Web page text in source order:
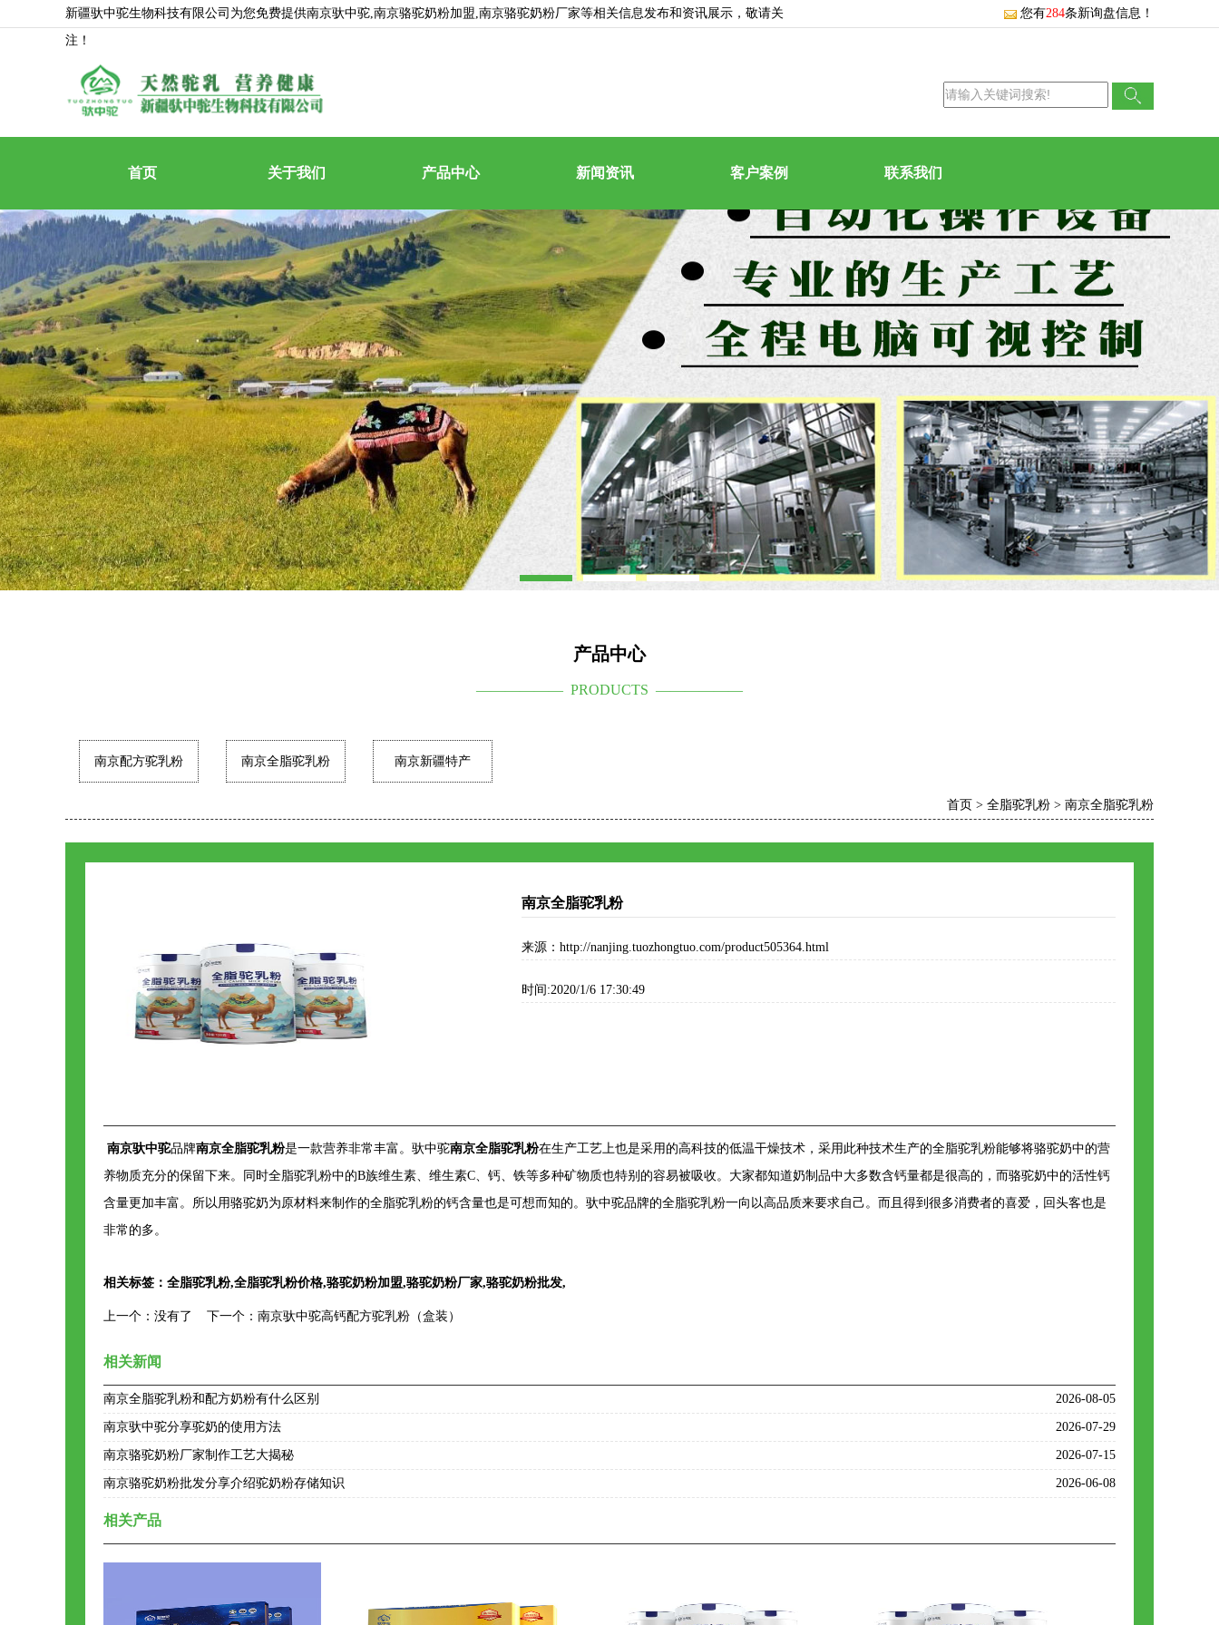
新疆驮中驼生物科技有限公司为您免费提供南京驮中驼,南京骆驼奶粉加盟,南京骆驼奶粉厂家等相关信息发布和资讯展示，敬请关
注！
您有284条新询盘信息！
首页 关于我们 产品中心 新闻资讯 客户案例 联系我们
产品中心
—————— PRODUCTS ——————
南京配方驼乳粉 南京全脂驼乳粉 南京新疆特产
首页 > 全脂驼乳粉 > 南京全脂驼乳粉
南京全脂驼乳粉
来源：http://nanjing.tuozhongtuo.com/product505364.html
时间:2020/1/6 17:30:49
南京驮中驼品牌南京全脂驼乳粉是一款营养非常丰富。驮中驼南京全脂驼乳粉在生产工艺上也是采用的高科技的低温干燥技术，采用此种技术生产的全脂驼乳粉能够将骆驼奶中的营
养物质充分的保留下来。同时全脂驼乳粉中的B族维生素、维生素C、钙、铁等多种矿物质也特别的容易被吸收。大家都知道奶制品中大多数含钙量都是很高的，而骆驼奶中的活性钙
含量更加丰富。所以用骆驼奶为原材料来制作的全脂驼乳粉的钙含量也是可想而知的。驮中驼品牌的全脂驼乳粉一向以高品质来要求自己。而且得到很多消费者的喜爱，回头客也是
非常的多。
相关标签： 全脂驼乳粉,全脂驼乳粉价格,骆驼奶粉加盟,骆驼奶粉厂家,骆驼奶粉批发,
上一个： 没有了 下一个： 南京驮中驼高钙配方驼乳粉（盒装）
相关新闻
南京全脂驼乳粉和配方奶粉有什么区别 2026-08-05
南京驮中驼分享驼奶的使用方法 2026-07-29
南京骆驼奶粉厂家制作工艺大揭秘 2026-07-15
南京骆驼奶粉批发分享介绍驼奶粉存储知识 2026-06-08
相关产品